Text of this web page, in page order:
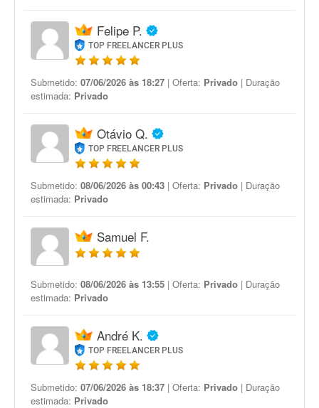
Felipe P.
TOP FREELANCER PLUS
Submetido: 07/06/2026 às 18:27 | Oferta: Privado | Duração
estimada: Privado
Otávio Q.
TOP FREELANCER PLUS
Submetido: 08/06/2026 às 00:43 | Oferta: Privado | Duração
estimada: Privado
Samuel F.
Submetido: 08/06/2026 às 13:55 | Oferta: Privado | Duração
estimada: Privado
André K.
TOP FREELANCER PLUS
Submetido: 07/06/2026 às 18:37 | Oferta: Privado | Duração
estimada: Privado